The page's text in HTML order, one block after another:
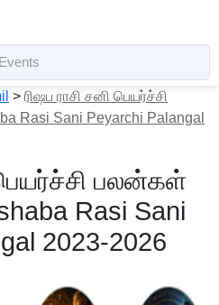
> ரிஷப ராசி சனி பெயர்ச்சி
Rasi Sani Peyarchi Palangal
பலன்கள்
Rasi Sani
2023-2026